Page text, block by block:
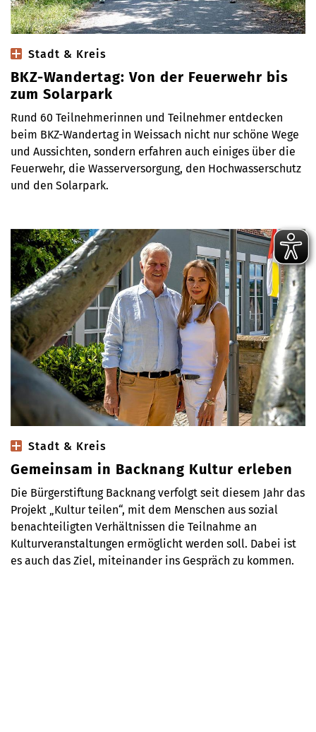
Stadt & Kreis
BKZ-Wandertag: Von der Feuerwehr bis
zum Solarpark
Rund 60 Teilnehmerinnen und Teilnehmer entdecken
beim BKZ-Wandertag in Weissach nicht nur schöne Wege
und Aussichten, sondern erfahren auch einiges über die
Feuerwehr, die Wasserversorgung, den Hochwasserschutz
und den Solarpark.
Stadt & Kreis
Gemeinsam in Backnang Kultur erleben
Die Bürgerstiftung Backnang verfolgt seit diesem Jahr das
Projekt „Kultur teilen“, mit dem Menschen aus sozial
benachteiligten Verhältnissen die Teilnahme an
Kulturveranstaltungen ermöglicht werden soll. Dabei ist
es auch das Ziel, miteinander ins Gespräch zu kommen.